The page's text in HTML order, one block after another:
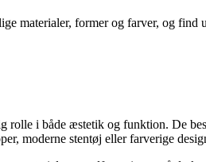
materialer, former og farver, og
rolle i både æstetik og funktion. De
moderne stentøj eller farverige